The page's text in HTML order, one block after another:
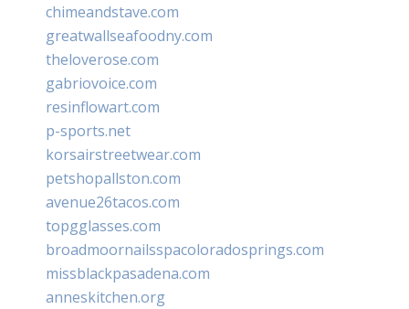
chimeandstave.com
greatwallseafoodny.com
theloverose.com
gabriovoice.com
resinflowart.com
p-sports.net
korsairstreetwear.com
petshopallston.com
avenue26tacos.com
topgglasses.com
broadmoornailsspacoloradosprings.com
missblackpasadena.com
anneskitchen.org